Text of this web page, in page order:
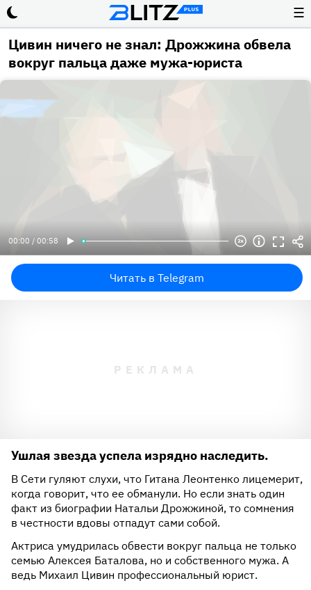
☰
Цивин ничего не знал: Дрожжина обвела
вокруг пальца даже мужа-юриста
00:00 / 00:58
Читать в Telegram
Ушлая звезда успела изрядно наследить.
В Сети гуляют слухи, что Гитана Леонтенко лицемерит,
когда говорит, что ее обманули. Но если знать один
факт из биографии Натальи Дрожжиной, то сомнения
в честности вдовы отпадут сами собой.
Актриса умудрилась обвести вокруг пальца не только
семью Алексея Баталова, но и собственного мужа. А
ведь Михаил Цивин профессиональный юрист.